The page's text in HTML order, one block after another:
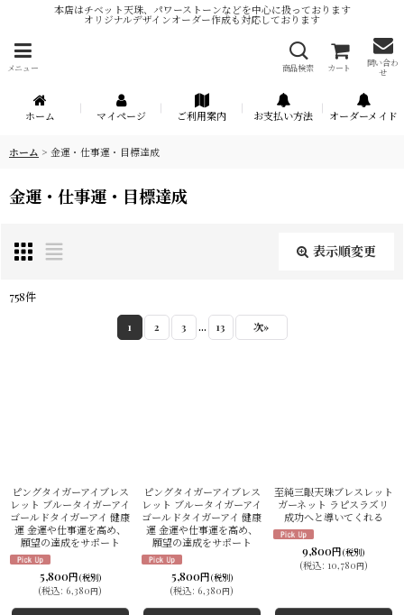
本店はチベット天珠、パワーストーンなどを中心に扱っております
オリジナルデザインオーダー作成も対応しております
メニュー 商品検索 カート
問い合わ
せ
ホーム マイページ ご利用案内 お支払い方法 オーダーメイド
ホーム > 金運・仕事運・目標達成
金運・仕事運・目標達成
表示順変更
758件
1 2 3 ... 13 次»
ピングタイガーアイブレス
レット ブルータイガーアイ
ゴールドタイガーアイ 健康
運 金運や仕事運を高め、
願望の達成をサポート
5,800円(税別)
(税込: 6,380円)
ピングタイガーアイブレス
レット ブルータイガーアイ
ゴールドタイガーアイ 健康
運 金運や仕事運を高め、
願望の達成をサポート
5,800円(税別)
(税込: 6,380円)
至純三眼天珠ブレスレット
ガーネット ラピスラズリ
成功へと導いてくれる
9,800円 (税別)
(税込: 10,780円)